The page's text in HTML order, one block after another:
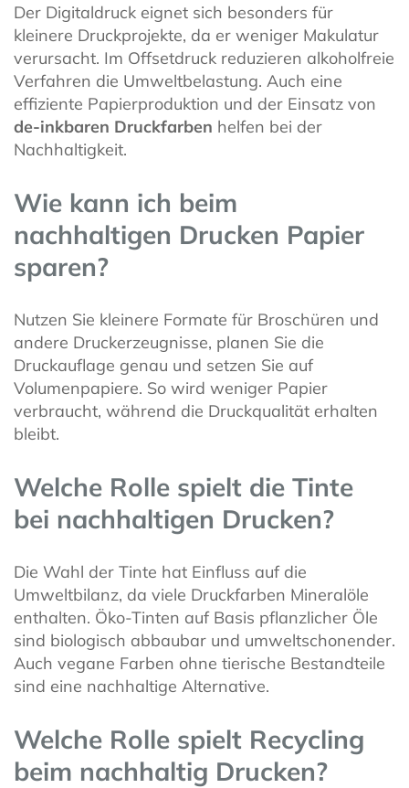
Der Digitaldruck eignet sich besonders für
kleinere Druckprojekte, da er weniger Makulatur
verursacht. Im Offsetdruck reduzieren alkoholfreie
Verfahren die Umweltbelastung. Auch eine
effiziente Papierproduktion und der Einsatz von
de-inkbaren Druckfarben helfen bei der
Nachhaltigkeit.
Wie kann ich beim
nachhaltigen Drucken Papier
sparen?
Nutzen Sie kleinere Formate für Broschüren und
andere Druckerzeugnisse, planen Sie die
Druckauflage genau und setzen Sie auf
Volumenpapiere. So wird weniger Papier
verbraucht, während die Druckqualität erhalten
bleibt.
Welche Rolle spielt die Tinte
bei nachhaltigen Drucken?
Die Wahl der Tinte hat Einfluss auf die
Umweltbilanz, da viele Druckfarben Mineralöle
enthalten. Öko-Tinten auf Basis pflanzlicher Öle
sind biologisch abbaubar und umweltschonender.
Auch vegane Farben ohne tierische Bestandteile
sind eine nachhaltige Alternative.
Welche Rolle spielt Recycling
beim nachhaltig Drucken?